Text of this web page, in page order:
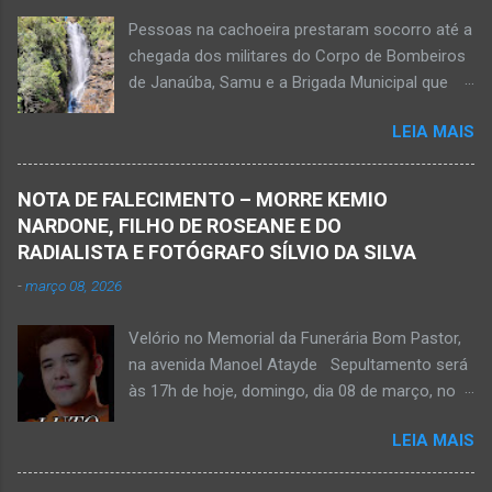
do Suporte Aéreo Avançado de Vida (SAAV)
para unidade hospi...
Pessoas na cachoeira prestaram socorro até a
chegada dos militares do Corpo de Bombeiros
de Janaúba, Samu e a Brigada Municipal que
resistiu e foi a óbito Foto álbum pessoal Kauan
Pereira Alves publicou em sua rede social a
foto em que apreciava a Cachoeira Maria Rosa,
em Mato Verde, pouco tempo antes de se
afogar e depois vir a óbito nesta terça-feira, dia
socorrem estudante que se afogou em
cachoeira em Mato Verde nesta terça-feira, dia
28 de abril de 2026. Adolescente não resistiu e
– O que seria um dia de lazer, de conhecimento
e de interação acabou em tragédia para um
LEIA MAIS
NOTA DE FALECIMENTO – MORRE KEMIO
NARDONE, FILHO DE ROSEANE E DO
RADIALISTA E FOTÓGRAFO SÍLVIO DA SILVA
-março 08, 2026
Velório no Memorial da Funerária Bom Pastor,
na avenida Manoel Atayde Sepultamento será
às 17h de hoje, domingo, dia 08 de março, no
da rodovia MG-401, saída de Janaúba para
Jaíba Kemio Nardone Kemio Nardone
LEIA MAIS